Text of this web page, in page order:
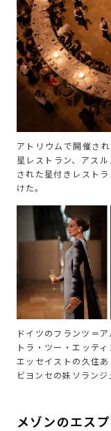
アトリウムで開催さ
星レストラン、アス
された星付きレスト
けた。
ドイツのフランツ＝
トラ・ツー・エッテ
エッセイストの久住
ビヨンセの妹ソランジ
メゾンのエス